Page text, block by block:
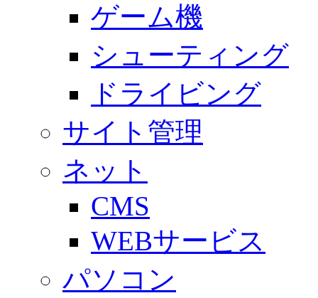
ゲーム機
シューティング
ドライビング
サイト管理
ネット
CMS
WEBサービス
パソコン